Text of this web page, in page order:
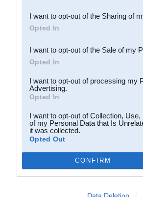
Downstream Participants
third parties.
I want to opt-out of the Sharing of
Opted In
I want to opt-out of the Sale of my
Opted In
I want to opt-out of processing my
Advertising.
Opted In
I want to opt-out of Collection,
of my Personal Data that Is
it was collected.
Opted Out
CONFIRM
Data Deletion